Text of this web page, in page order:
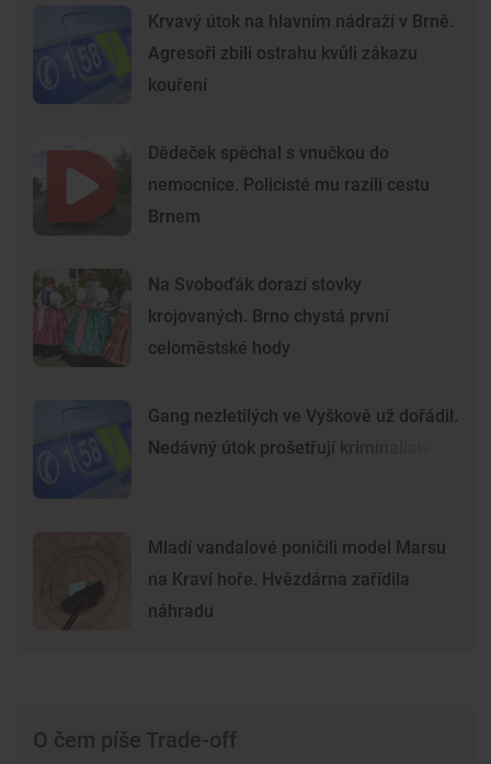
Krvavý útok na hlavním nádraží v Brně.
Agresoři zbili ostrahu kvůli zákazu
kouření
Dědeček spěchal s vnučkou do
nemocnice. Policisté mu razili cestu
Brnem
Na Svoboďák dorazí stovky
krojovaných. Brno chystá první
celoměstské hody
Gang nezletilých ve Vyškově už dořádil.
Nedávný útok prošetřují kriminalisté
Mladí vandalové poničili model Marsu
na Kraví hoře. Hvězdárna zařídila
náhradu
O čem píše Trade-off